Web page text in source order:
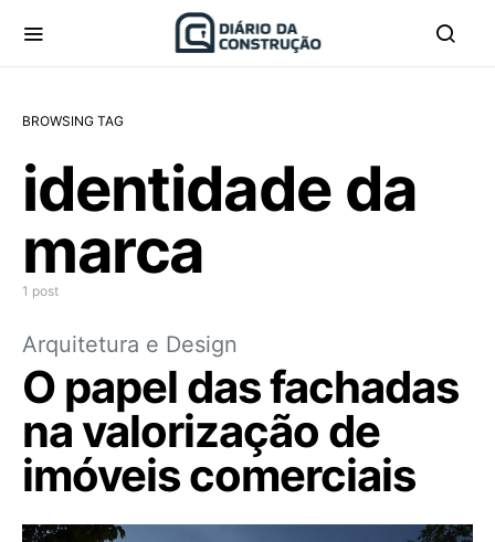
BROWSING TAG
identidade da
marca
1 post
Arquitetura e Design
O papel das fachadas
na valorização de
imóveis comerciais